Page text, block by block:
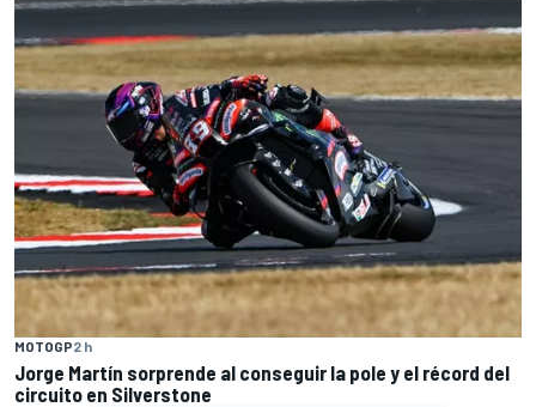
MOTOGP2 h
Jorge Martín sorprende al conseguir la pole y el récord del
circuito en Silverstone